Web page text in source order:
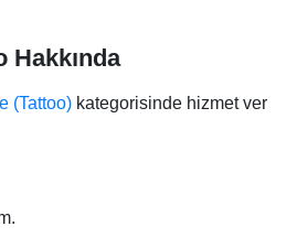
Hakkında
(Tattoo) kategorisinde hizmet ver